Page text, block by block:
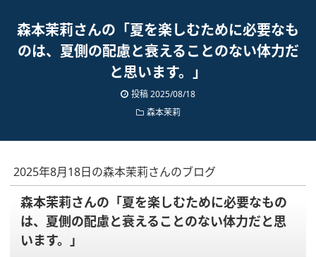
森本茉莉さんの「夏を楽しむために必要なも
のは、夏側の配慮と衰えることのない体力だ
と思います。」
投稿2025/08/18
森本茉莉
2025年8月18日の森本茉莉さんのブログ
森本茉莉さんの「夏を楽しむために必要なもの
は、夏側の配慮と衰えることのない体力だと思
います。」